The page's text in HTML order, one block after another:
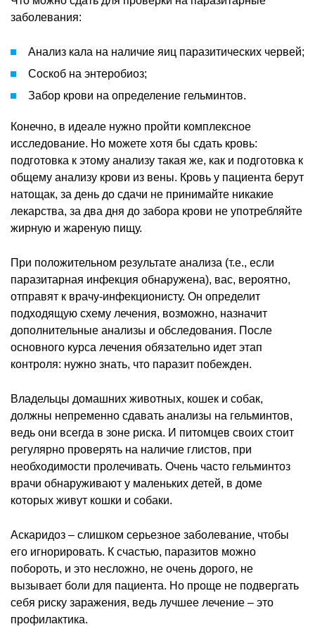
заболевания:
Анализ кала на наличие яиц паразитических червей;
Соскоб на энтеробиоз;
Забор крови на определение гельминтов.
Конечно, в идеале нужно пройти комплексное
исследование. Но можете хотя бы сдать кровь:
подготовка к этому анализу такая же, как и подготовка к
общему анализу крови из вены. Кровь у пациента берут
натощак, за день до сдачи не принимайте никакие
лекарства, за два дня до забора крови не употребляйте
жирную и жареную пищу.
При положительном результате анализа (т.е., если
паразитарная инфекция обнаружена), вас, вероятно,
отправят к врачу-инфекционисту. Он определит
подходящую схему лечения, возможно, назначит
дополнительные анализы и обследования. После
основного курса лечения обязательно идет этап
контроля: нужно знать, что паразит побежден.
Владельцы домашних животных, кошек и собак,
должны непременно сдавать анализы на гельминтов,
ведь они всегда в зоне риска. И питомцев своих стоит
регулярно проверять на наличие глистов, при
необходимости пролечивать. Очень часто гельминтоз
врачи обнаруживают у маленьких детей, в доме
которых живут кошки и собаки.
Аскаридоз – слишком серьезное заболевание, чтобы
его игнорировать. К счастью, паразитов можно
побороть, и это несложно, не очень дорого, не
вызывает боли для пациента. Но проще не подвергать
себя риску заражения, ведь лучшее лечение – это
профилактика.